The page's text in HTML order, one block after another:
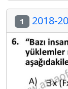
1 2018-